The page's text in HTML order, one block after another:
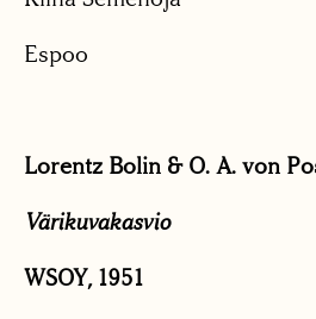
Espoo
Lorentz Bolin & O. A. von
Värikuvakasvio
WSOY, 1951